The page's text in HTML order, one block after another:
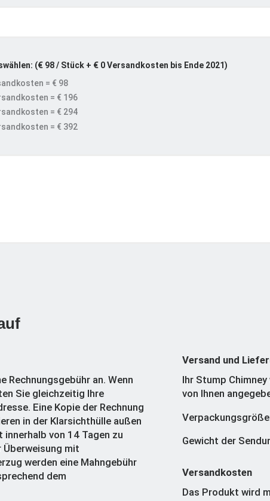
(€ 98 / Stück + € 0 Versandkosten bis Ende 2021)
= € 98
= € 196
= € 294
= € 392
Rechnungsgebühr an. Wenn
Sie gleichzeitig Ihre
Eine Kopie der Rechnung
in der Klarsichthülle außen
innerhalb von 14 Tagen zu
mit
werden eine Mahngebühr
dem
Versand und
Ihr Stump
von Ihnen
Gewicht der
Versandkosten
Das Produkt wird